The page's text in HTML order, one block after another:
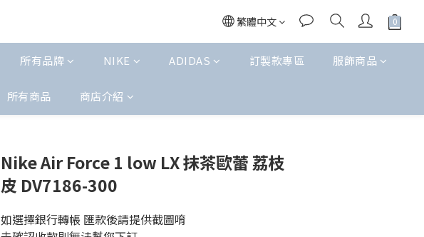
繁體中文
所有品牌 NIKE ADIDAS 訂製款專區 服飾商品
所有商品 商店介紹
Nike Air Force 1 low LX 抹茶歐蕾 荔枝
皮 DV7186-300
如選擇銀行轉帳 匯款後請提供截圖唷